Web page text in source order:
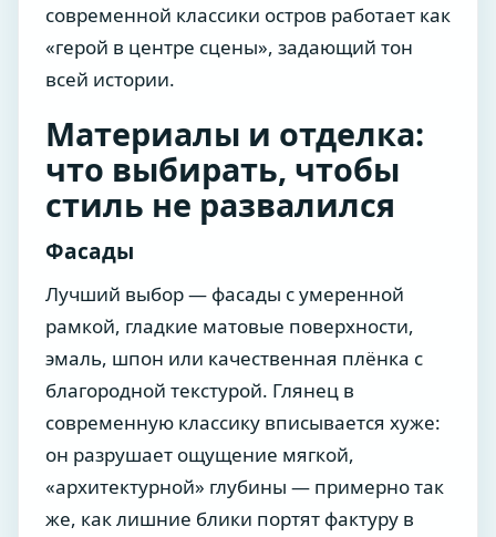
современной классики остров работает как
«герой в центре сцены», задающий тон
всей истории.
Материалы и отделка:
что выбирать, чтобы
стиль не развалился
Фасады
Лучший выбор — фасады с умеренной
рамкой, гладкие матовые поверхности,
эмаль, шпон или качественная плёнка с
благородной текстурой. Глянец в
современную классику вписывается хуже:
он разрушает ощущение мягкой,
«архитектурной» глубины — примерно так
же, как лишние блики портят фактуру в